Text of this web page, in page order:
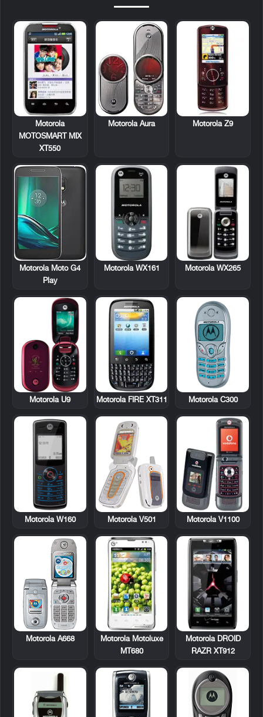
Motorola Z9
Motorola Aura
Motorola
MOTOSMART MIX
XT550
Motorola WX265
Motorola WX161
Motorola Moto G4
Play
Motorola C300
Motorola FIRE XT311
Motorola U9
Motorola V1100
Motorola V501
Motorola W160
Motorola DROID
RAZR XT912
Motorola Motoluxe
MT680
Motorola A668